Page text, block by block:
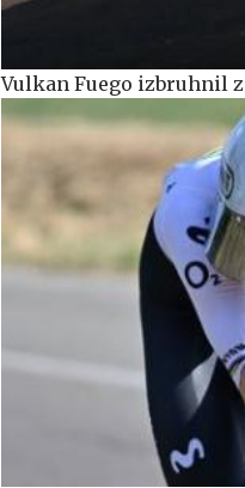
Vulkan Fuego izbruhnil